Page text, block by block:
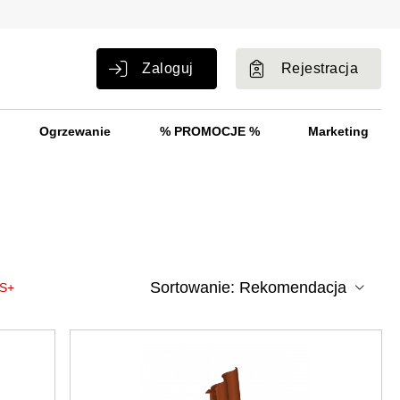
Zaloguj Rejestracja
Ogrzewanie % PROMOCJE % Marketing